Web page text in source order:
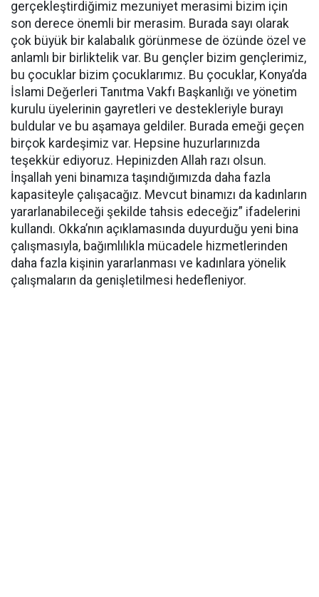
gerçekleştirdiğimiz mezuniyet merasimi bizim için
son derece önemli bir merasim. Burada sayı olarak
çok büyük bir kalabalık görünmese de özünde özel ve
anlamlı bir birliktelik var. Bu gençler bizim gençlerimiz,
bu çocuklar bizim çocuklarımız. Bu çocuklar, Konya’da
İslami Değerleri Tanıtma Vakfı Başkanlığı ve yönetim
kurulu üyelerinin gayretleri ve destekleriyle burayı
buldular ve bu aşamaya geldiler. Burada emeği geçen
birçok kardeşimiz var. Hepsine huzurlarınızda
teşekkür ediyoruz. Hepinizden Allah razı olsun.
İnşallah yeni binamıza taşındığımızda daha fazla
kapasiteyle çalışacağız. Mevcut binamızı da kadınların
yararlanabileceği şekilde tahsis edeceğiz” ifadelerini
kullandı. Okka’nın açıklamasında duyurduğu yeni bina
çalışmasıyla, bağımlılıkla mücadele hizmetlerinden
daha fazla kişinin yararlanması ve kadınlara yönelik
çalışmaların da genişletilmesi hedefleniyor.